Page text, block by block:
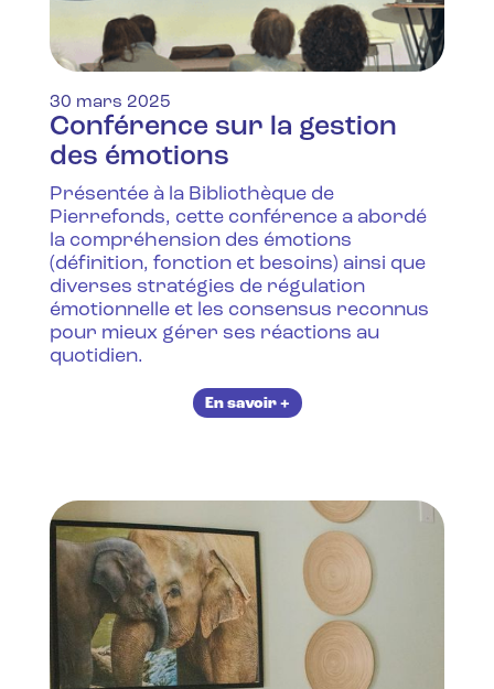
30 mars 2025
Conférence sur la gestion
des émotions
Présentée à la Bibliothèque de
Pierrefonds, cette conférence a abordé
la compréhension des émotions
(définition, fonction et besoins) ainsi que
diverses stratégies de régulation
émotionnelle et les consensus reconnus
pour mieux gérer ses réactions au
quotidien.‍
En savoir +